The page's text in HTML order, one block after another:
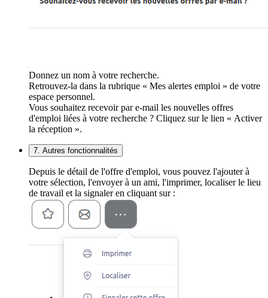
Donnez un nom à votre recherche.
Retrouvez-la dans la rubrique « Mes alertes emploi » de votre
espace personnel.
Vous souhaitez recevoir par e-mail les nouvelles offres
d'emploi liées à votre recherche ? Cliquez sur le lien « Activer
la réception ».
7. Autres fonctionnalités
Depuis le détail de l'offre d'emploi, vous pouvez l'ajouter à
votre sélection, l'envoyer à un ami, l'imprimer, localiser le lieu
de travail et la signaler en cliquant sur :